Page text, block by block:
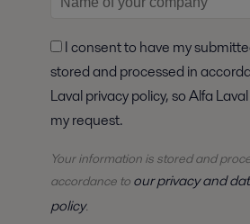
stored and processed in
Laval privacy policy, so Alfa
my request.
Your information is stored and
accordance to our privacy and
policy.